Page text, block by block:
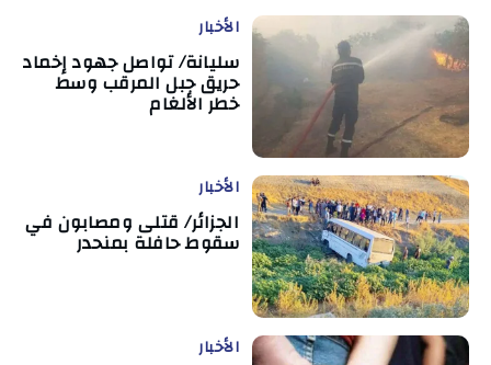
الأخبار
سليانة/ تواصل جهود إخماد
حريق جبل المرقب وسط
خطر الألغام
الأخبار
الجزائر/ قتلى ومصابون في
سقوط حافلة بمنحدر
الأخبار